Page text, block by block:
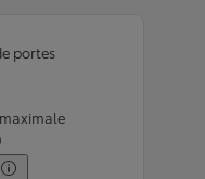
portes